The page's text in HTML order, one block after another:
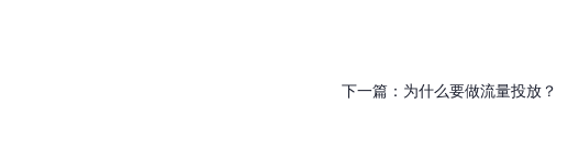
下一篇： 为什么要做流量投放？